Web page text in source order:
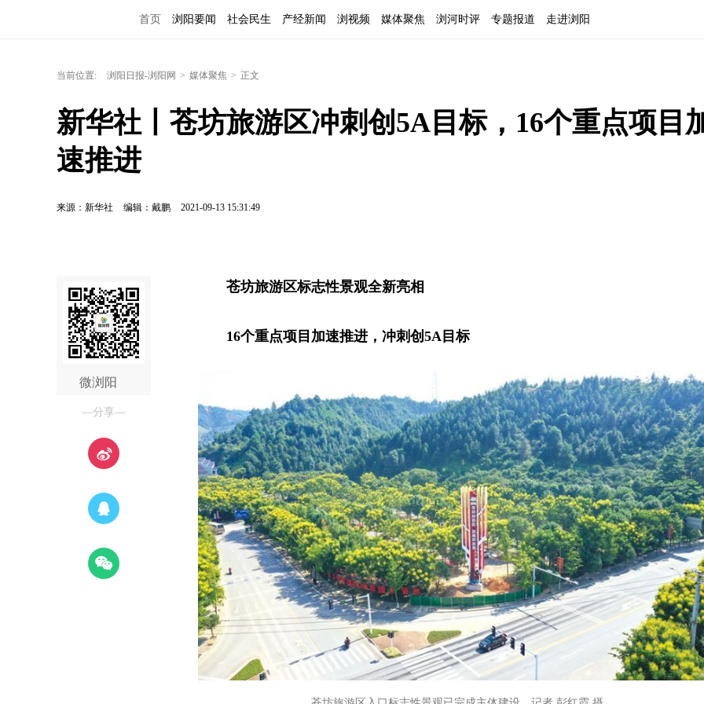
首页 浏阳要闻 社会民生 产经新闻 浏视频 媒体聚焦 浏河时评 专题报道 走进浏阳
当前位置: 浏阳日报-浏阳网 > 媒体聚焦 > 正文
新华社丨苍坊旅游区冲刺创5A目标，16个重点项目
速推进
来源：新华社 编辑：戴鹏 2021-09-13 15:31:49
微浏阳
—分享—
苍坊旅游区标志性景观全新亮相
16个重点项目加速推进，冲刺创5A目标